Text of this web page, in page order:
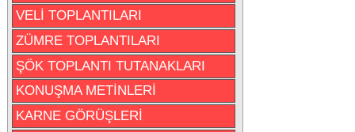
VELİ TOPLANTILARI
ZÜMRE TOPLANTILARI
ŞÖK TOPLANTI TUTANAKLARI
KONUŞMA METİNLERİ
KARNE GÖRÜŞLERİ